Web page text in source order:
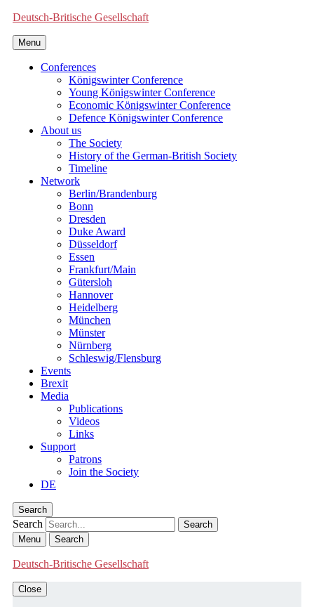
Deutsch-Britische Gesellschaft
Menu
Conferences
Königswinter Conference
Young Königswinter Conference
Economic Königswinter Conference
Defence Königswinter Conference
About us
The Society
History of the German-British Society
Timeline
Network
Berlin/Brandenburg
Bonn
Dresden
Duke Award
Düsseldorf
Essen
Frankfurt/Main
Gütersloh
Hannover
Heidelberg
München
Münster
Nürnberg
Schleswig/Flensburg
Events
Brexit
Media
Publications
Videos
Links
Support
Patrons
Join the Society
DE
Search
Search
Menu Search
Deutsch-Britische Gesellschaft
Close